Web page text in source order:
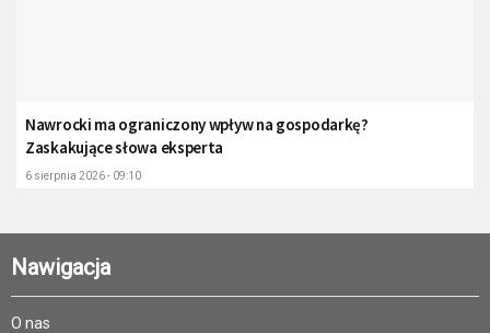
Nawrocki ma ograniczony wpływ na gospodarkę?
Zaskakujące słowa eksperta
6 sierpnia 2026 - 09:10
Nawigacja
O nas